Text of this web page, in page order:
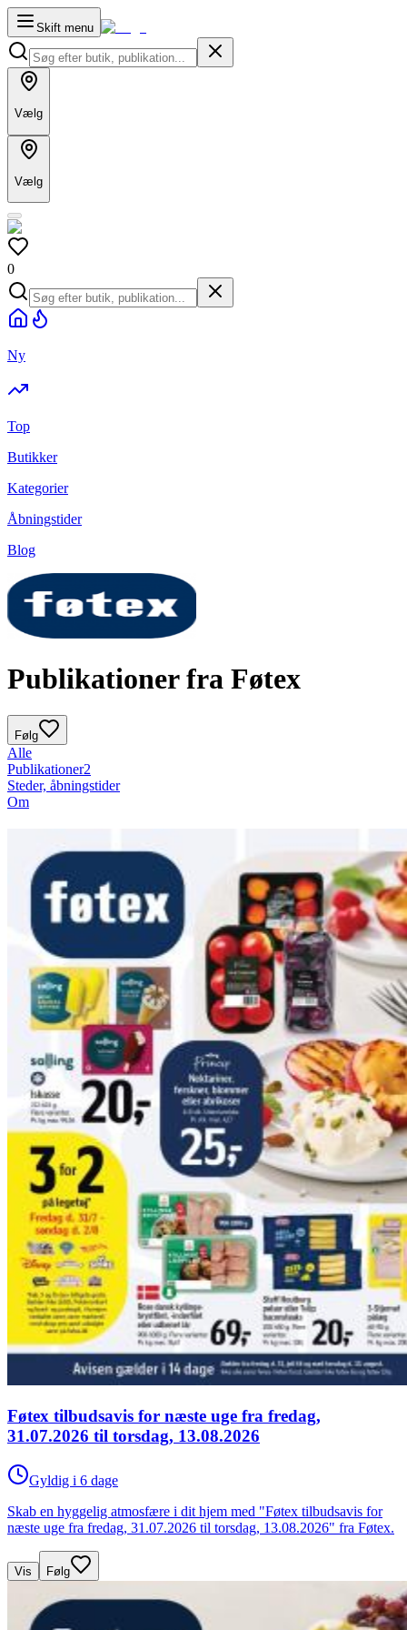
Skift menu
Vælg
Vælg
0
Ny
Top
Butikker
Kategorier
Åbningstider
Blog
Publikationer fra Føtex
Følg
Alle
Publikationer2
Steder, åbningstider
Om
Føtex tilbudsavis for næste uge fra fredag,
31.07.2026 til torsdag, 13.08.2026
Gyldig i 6 dage
Skab en hyggelig atmosfære i dit hjem med "Føtex tilbudsavis for
næste uge fra fredag, 31.07.2026 til torsdag, 13.08.2026" fra Føtex.
Vis Følg